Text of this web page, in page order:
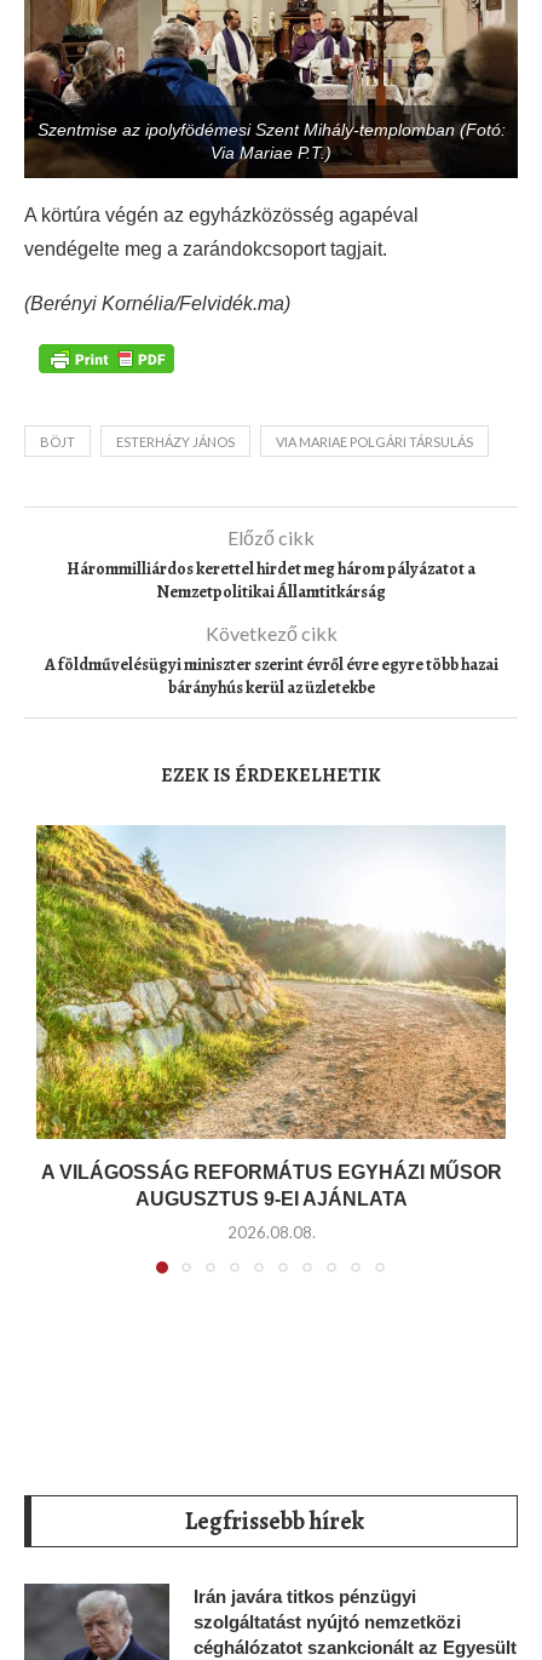
Szentmise az ipolyfödémesi Szent Mihály-templomban (Fotó:
Via Mariae P.T.)
A körtúra végén az egyházközösség agapéval
vendégelte meg a zarándokcsoport tagjait.
(Berényi Kornélia/Felvidék.ma)
BÖJT ESTERHÁZY JÁNOS VIA MARIAE POLGÁRI TÁRSULÁS
Előző cikk
Hárommilliárdos kerettel hirdet meg három pályázatot a
Nemzetpolitikai Államtitkárság
Következő cikk
A földművelésügyi miniszter szerint évről évre egyre több hazai
bárányhús kerül az üzletekbe
EZEK IS ÉRDEKELHETIK
A VILÁGOSSÁG REFORMÁTUS EGYHÁZI MŰSOR
AUGUSZTUS 9-EI AJÁNLATA
2026.08.08.
Legfrissebb hírek
Irán javára titkos pénzügyi
szolgáltatást nyújtó nemzetközi
céghálózatot szankcionált az Egyesült